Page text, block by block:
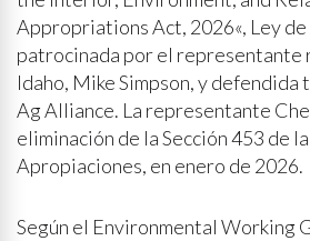
Appropriations Act, 2026«, Ley
patrocinada por el representante
Idaho, Mike Simpson, y
Ag Alliance. La representante
eliminación de la Sección 453 de
Apropiaciones, en enero de 2026.
Según el Environmental Working